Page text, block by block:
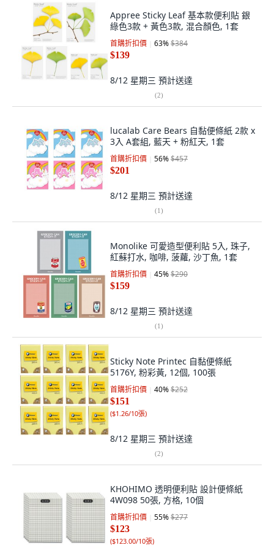
Appree Sticky Leaf 基本款便利貼 銀
綠色3款 + 黃色3款, 混合顏色, 1套
首購折扣價 63%$384
$139
8/12 星期三 預計送達
(2)
lucalab Care Bears 自黏便條紙 2款 x
3入 A套組, 藍天 + 粉紅天, 1套
首購折扣價 56%$457
$201
8/12 星期三 預計送達
(1)
Monolike 可愛造型便利貼 5入, 珠子,
紅蘇打水, 咖啡, 菠蘿, 沙丁魚, 1套
首購折扣價 45%$290
$159
8/12 星期三 預計送達
(1)
Sticky Note Printec 自黏便條紙
5176Y, 粉彩黃, 12個, 100張
首購折扣價 40%$252
$151
($1.26/10張)
8/12 星期三 預計送達
(2)
KHOHIMO 透明便利貼 設計便條紙
4W098 50張, 方格, 10個
首購折扣價 55%$277
$123
($123.00/10張)